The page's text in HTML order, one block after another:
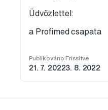
Üdvözlettel:
a Profimed csapata
Publikováno
21. 7. 2022
Frissítve
3. 8. 2022